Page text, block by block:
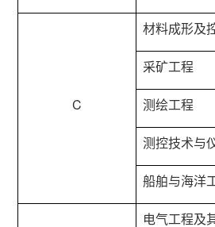
C
材料成形及
采矿工程
测绘工程
测控技术与
船舶与海洋
电气工程及